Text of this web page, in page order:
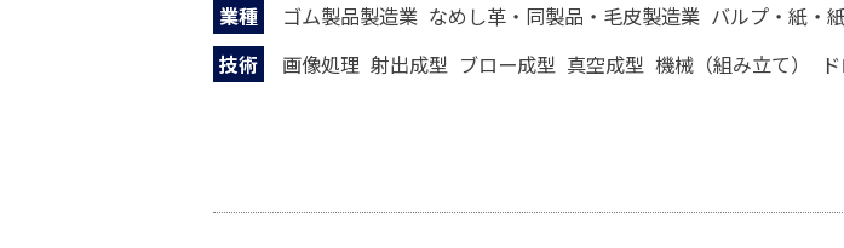
業種 ゴム製品製造業 なめし革・同製品・毛皮製造業 バルプ・紙・
技術
画像処理 射出成型 ブロー成型 真空成型 機械（組み立て）